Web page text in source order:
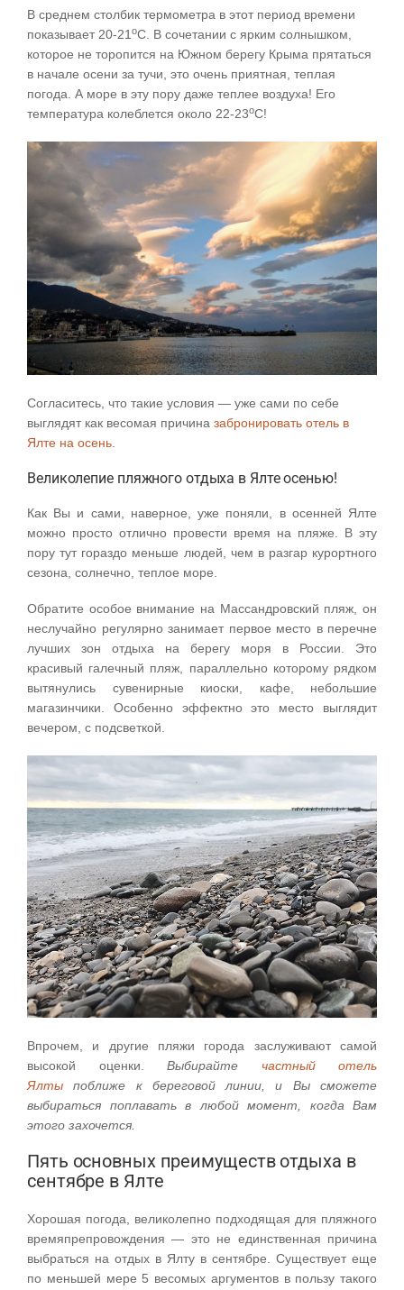
В среднем столбик термометра в этот период времени
показывает 20-21 оС. В сочетании с ярким солнышком,
которое не торопится на Южном берегу Крыма прятаться
в начале осени за тучи, это очень приятная, теплая
погода. А море в эту пору даже теплее воздуха! Его
температура колеблется около 22-23оС!
Согласитесь, что такие условия — уже сами по себе
выглядят как весомая причина забронировать отель в
Ялте на осень
Великолепие пляжного отдыха в Ялте осенью!
Как Вы и сами, наверное, уже поняли, в осенней Ялте
можно просто отлично провести время на пляже. В эту
пору тут гораздо меньше людей, чем в разгар курортного
сезона, солнечно, теплое море.
Обратите особое внимание на Массандровский пляж, он
неслучайно регулярно занимает первое место в перечне
лучших зон отдыха на берегу моря в России. Это
красивый галечный пляж, параллельно которому рядком
вытянулись сувенирные киоски, кафе, небольшие
магазинчики. Особенно эффектно это место выглядит
вечером, с подсветкой.
Впрочем, и другие пляжи города заслуживают самой
высокой оценки. Выбирайте частный отель
Ялты
поближе к береговой линии, и Вы сможете
выбираться поплавать в любой момент, когда Вам
этого захочется.
Пять основных преимуществ отдыха в
сентябре в Ялте
Хорошая погода, великолепно подходящая для пляжного
времяпрепровождения — это не единственная причина
выбраться на отдых в Ялту в сентябре. Существует еще
по меньшей мере 5 весомых аргументов в пользу такого